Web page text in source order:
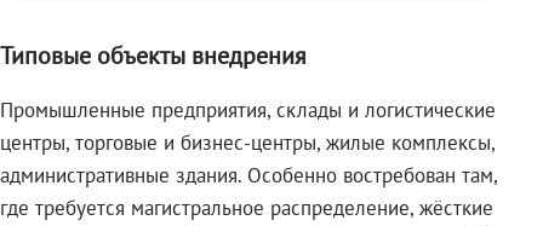
Типовые объекты внедрения
Промышленные предприятия, склады и логистические
центры, торговые и бизнес-центры, жилые комплексы,
административные здания. Особенно востребован там,
где требуется магистральное распределение, жёсткие